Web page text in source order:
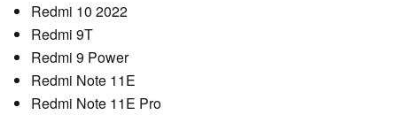
Redmi 10 2022
Redmi 9T
Redmi 9 Power
Redmi Note 11E
Redmi Note 11E Pro